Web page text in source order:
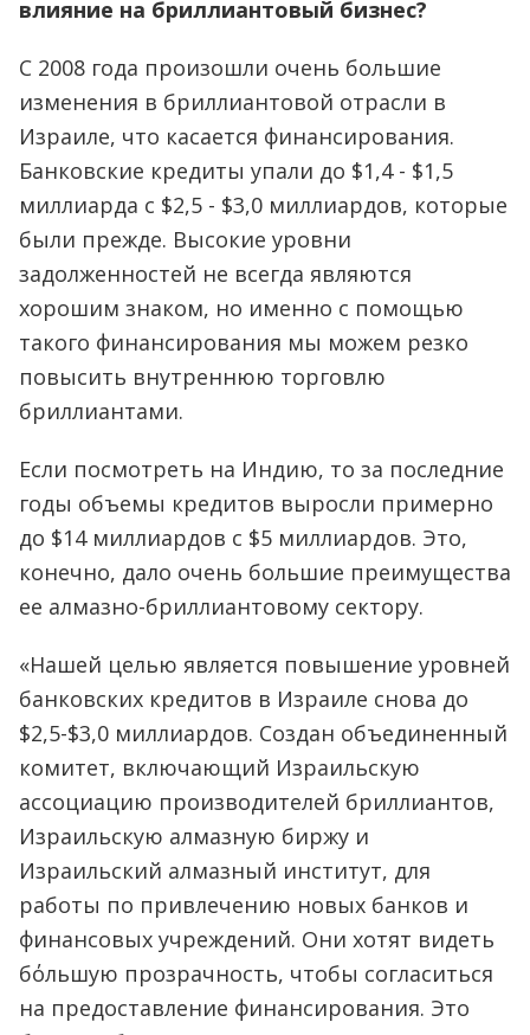
влияние на бриллиантовый бизнес?
С 2008 года произошли очень большие
изменения в бриллиантовой отрасли в
Израиле, что касается финансирования.
Банковские кредиты упали до $1,4 - $1,5
миллиарда с $2,5 - $3,0 миллиардов, которые
были прежде. Высокие уровни
задолженностей не всегда являются
хорошим знаком, но именно с помощью
такого финансирования мы можем резко
повысить внутреннюю торговлю
бриллиантами.
Если посмотреть на Индию, то за последние
годы объемы кредитов выросли примерно
до $14 миллиардов с $5 миллиардов. Это,
конечно, дало очень большие преимущества
ее алмазно-бриллиантовому сектору.
«Нашей целью является повышение уровней
банковских кредитов в Израиле снова до
$2,5-$3,0 миллиардов. Создан объединенный
комитет, включающий Израильскую
ассоциацию производителей бриллиантов,
Израильскую алмазную биржу и
Израильский алмазный институт, для
работы по привлечению новых банков и
финансовых учреждений. Они хотят видеть
бόльшую прозрачность, чтобы согласиться
на предоставление финансирования. Это